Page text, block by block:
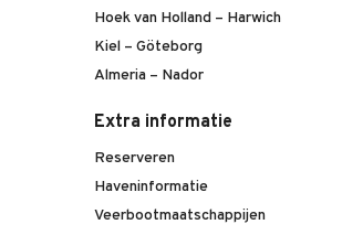
Hoek van Holland – Harwich
Kiel – Göteborg
Almeria – Nador
Extra informatie
Reserveren
Haveninformatie
Veerbootmaatschappijen